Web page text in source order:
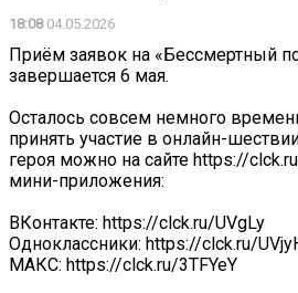
18:0804.05.2026
Приём заявок на «Бессмертный
завершается 6 мая.
Осталось совсем немного
принять участие в онлайн-
героя можно на сайте https://
мини-приложения:
ВКонтакте: https://clck.ru/UVgLy
Одноклассники: https://clck.ru/
МАКС: https://clck.ru/3TFYeY